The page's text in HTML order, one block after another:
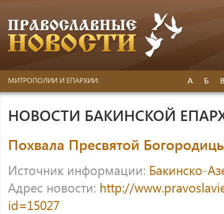
МИТРОПОЛИИ И ЕПАРХИИ: А Б
НОВОСТИ БАКИНСКОЙ
Похвала Пресвятой
Источник информации: Бакинско-
Адрес новости: http://
id=15027